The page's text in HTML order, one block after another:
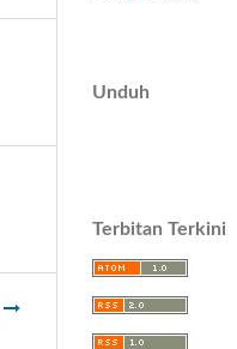
Unduh
Terbitan Terkini